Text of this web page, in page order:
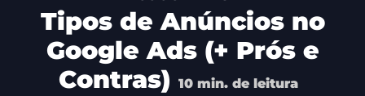
Tipos de Anúncios no
Google Ads (+ Prós e
Contras) 10 min. de leitura